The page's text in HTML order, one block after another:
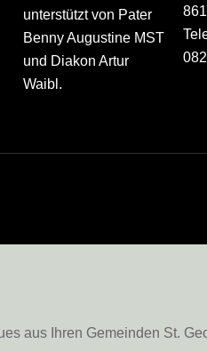
unterstützt von Pater
Benny Augustine MST
und Diakon Artur
Waibl.
aus Ihren Gemeinden St.